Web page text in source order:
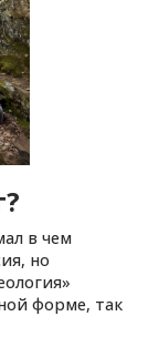
в чем
но
форме, так